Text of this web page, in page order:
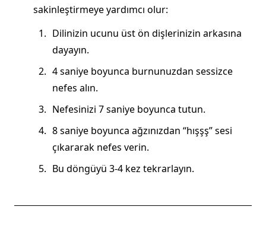
sakinleştirmeye yardımcı olur:
Dilinizin ucunu üst ön dişlerinizin arkasına
dayayın.
4 saniye boyunca burnunuzdan sessizce
nefes alın.
Nefesinizi 7 saniye boyunca tutun.
8 saniye boyunca ağzınızdan “hışşş” sesi
çıkararak nefes verin.
Bu döngüyü 3-4 kez tekrarlayın.